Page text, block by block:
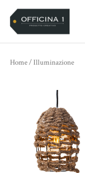
contenuto
Home/ Illuminazione